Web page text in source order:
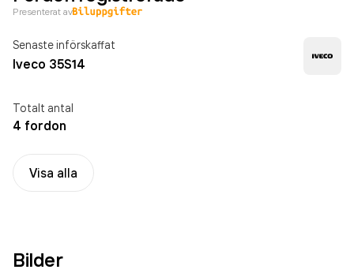
Presenterat av
Senaste införskaffat
Iveco 35S14
Totalt antal
4 fordon
Visa alla
Bilder